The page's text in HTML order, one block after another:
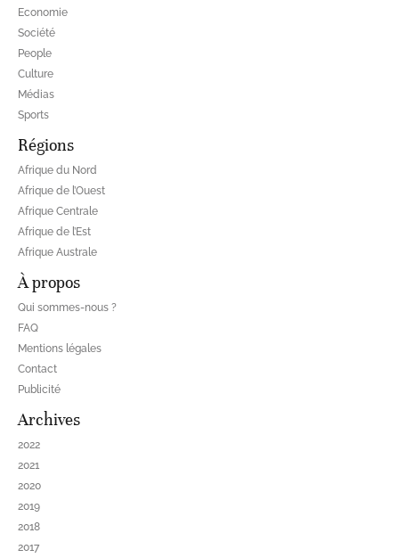
Economie
Société
People
Culture
Médias
Sports
Régions
Afrique du Nord
Afrique de l’Ouest
Afrique Centrale
Afrique de l’Est
Afrique Australe
À propos
Qui sommes-nous ?
FAQ
Mentions légales
Contact
Publicité
Archives
2022
2021
2020
2019
2018
2017